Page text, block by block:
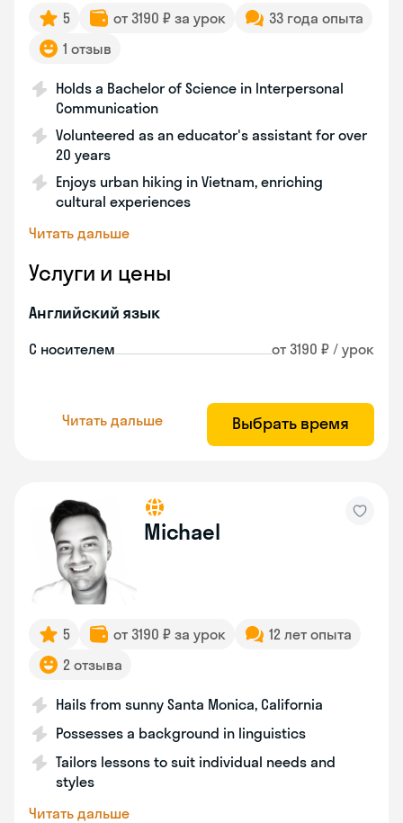
5 от 3190 ₽ за урок
33 года опыта
1 отзыв
Holds a Bachelor of Science in Interpersonal
Communication
Volunteered as an educator's assistant for over
20 years
Enjoys urban hiking in Vietnam, enriching
cultural experiences
Читать дальше
Услуги и цены
Английский язык
С носителем от 3190 ₽ / урок
Читать дальше Выбрать время
Michael
5 от 3190 ₽ за урок
12 лет опыта
2 отзыва
Hails from sunny Santa Monica, California
Possesses a background in linguistics
Tailors lessons to suit individual needs and
styles
Читать дальше